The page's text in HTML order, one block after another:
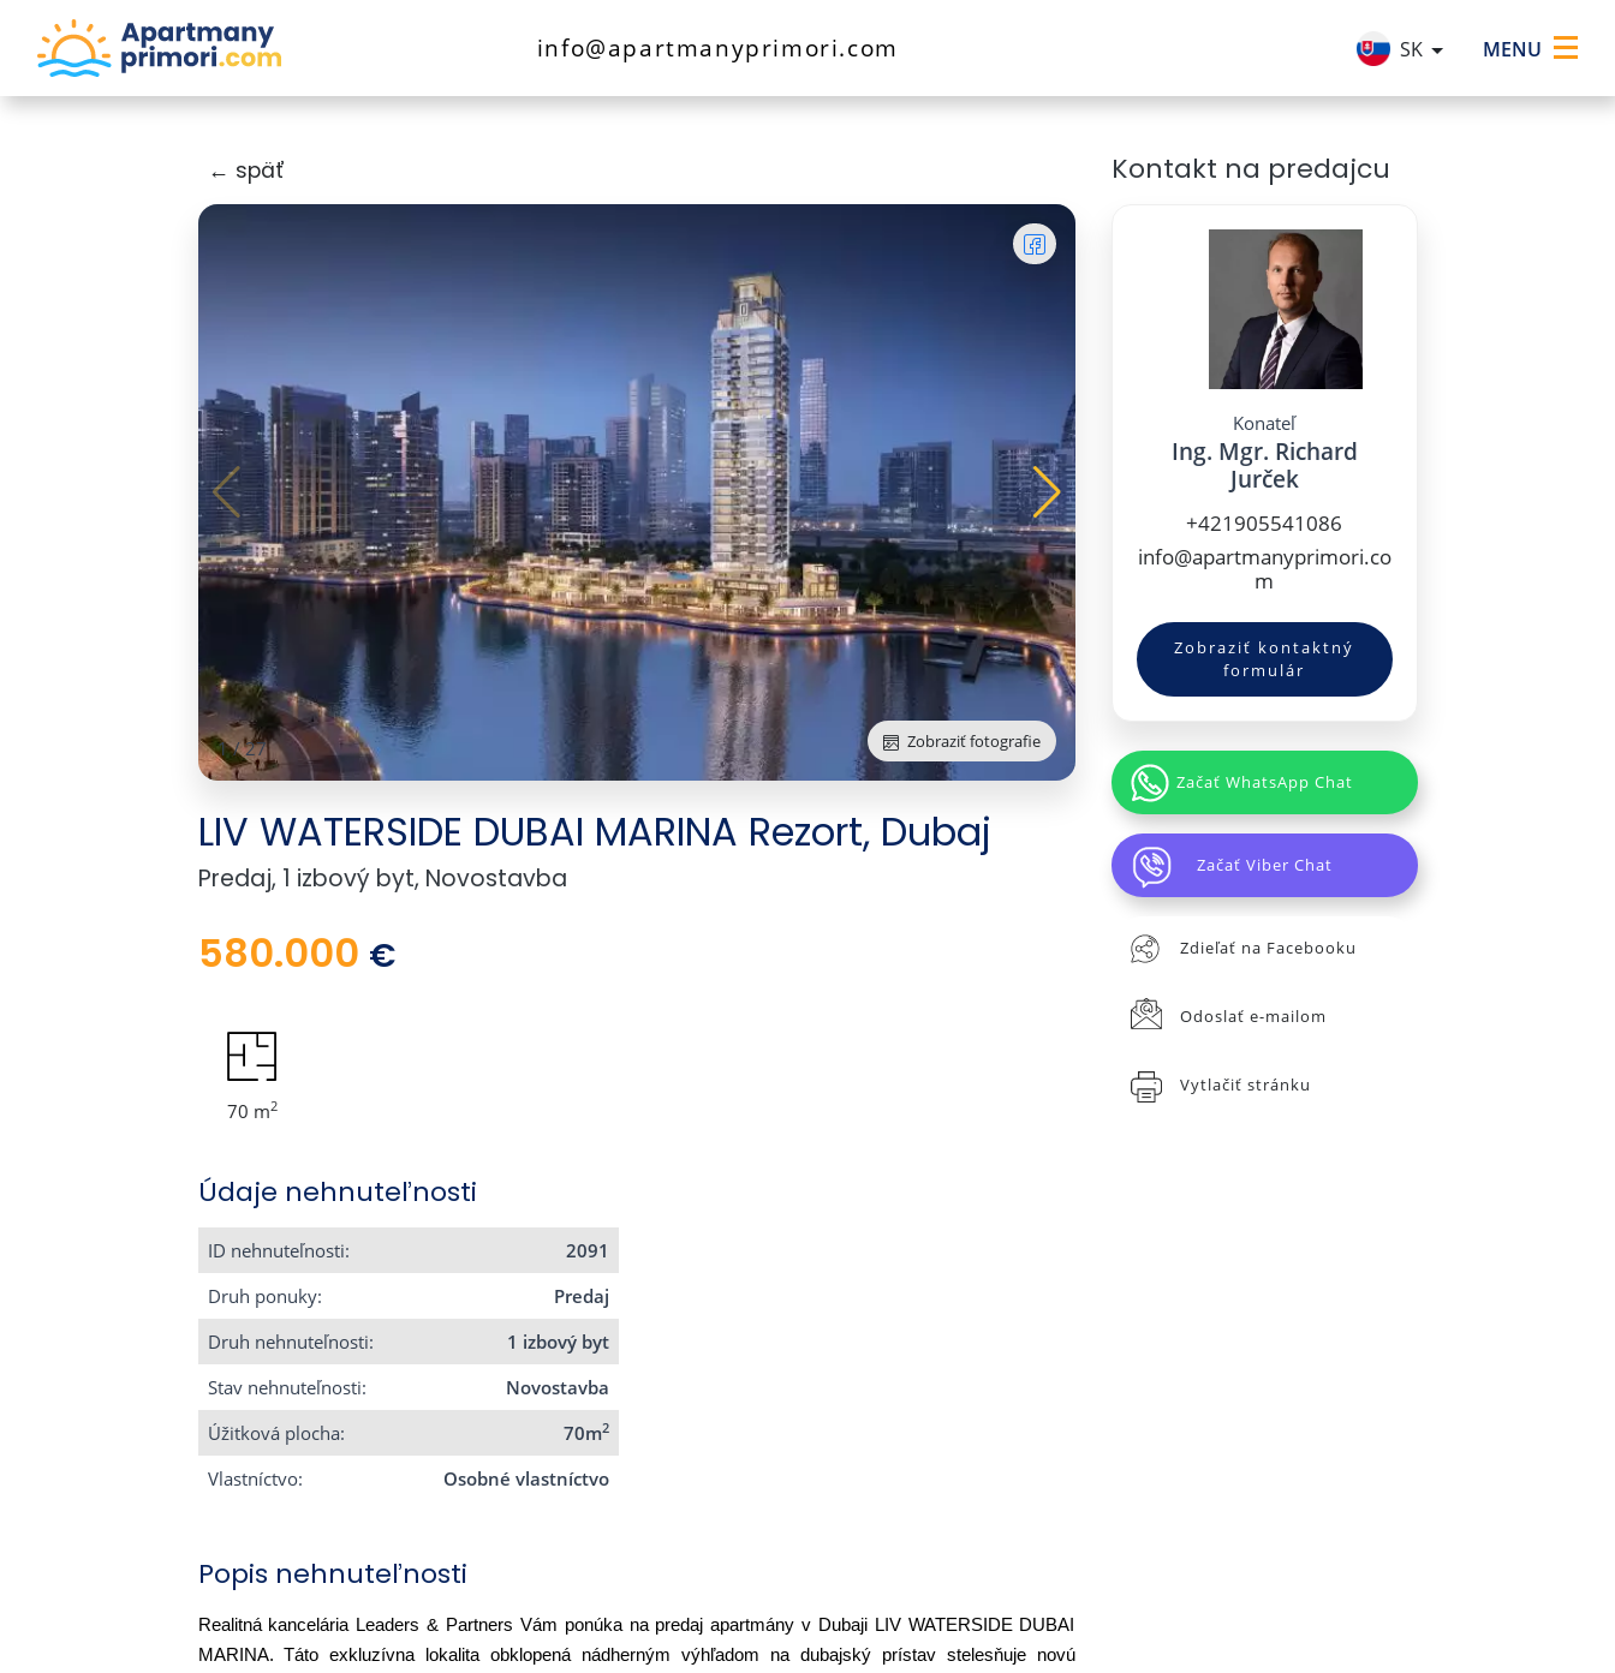
info@apartmanyprimori.com SK MENU ×
← späť
Zobraziť fotografie
1/27
LIV WATERSIDE DUBAI MARINA Rezort, Dubaj
Predaj, 1 izbový byt, Novostavba
580.000 €
70 m2
Údaje nehnuteľnosti
ID nehnuteľnosti:
2091
Druh ponuky:
Predaj
Druh nehnuteľnosti:
1 izbový byt
Stav nehnuteľnosti:
Novostavba
Úžitková plocha:
70m2
Vlastníctvo: Osobné vlastníctvo
Popis nehnuteľnosti
Realitná kancelária Leaders & Partners Vám ponúka na predaj apartmány v Dubaji LIV WATERSIDE DUBAI
MARINA. Táto exkluzívna lokalita obklopená nádherným výhľadom na dubajský prístav stelesňuje novú
Kontakt na predajcu
Konateľ
Ing. Mgr. Richard
Jurček
+421905541086
info@apartmanyprimori.co
m
Zobraziť kontaktný
formulár
Začať WhatsApp Chat
Začať Viber Chat
Zdieľať na Facebooku
Odoslať e-mailom
Vytlačiť stránku